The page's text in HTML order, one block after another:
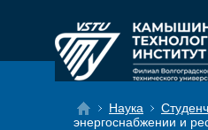
Наука
энергоснабжении и